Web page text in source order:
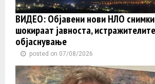
ВИДЕО: Објавени нови НЛО снимки
шокираат јавноста,
објаснување
posted on 07/08/2026